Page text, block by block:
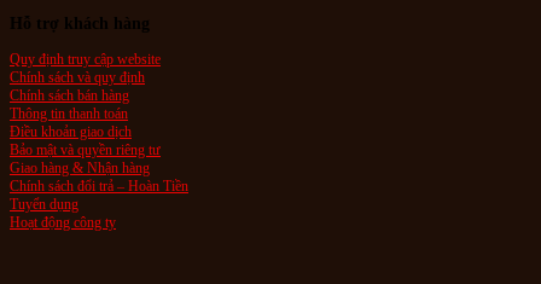
Hỗ trợ khách hàng
Quy định truy cập website
Chính sách và quy định
Chính sách bán hàng
Thông tin thanh toán
Điều khoản giao dịch
Bảo mật và quyền riêng tư
Giao hàng & Nhận hàng
Chính sách đổi trả – Hoàn Tiền
Tuyển dụng
Hoạt động công ty